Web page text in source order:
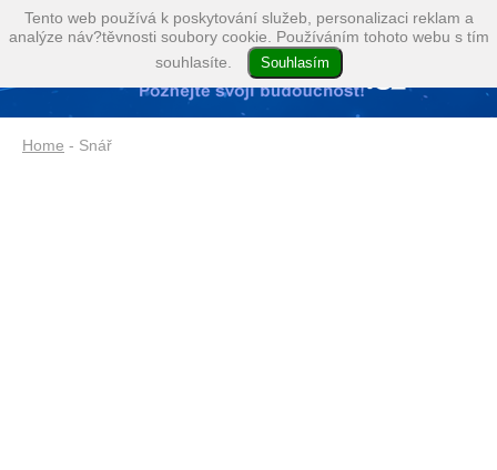
Home - Snář
Tento web používá k poskytování služeb, personalizaci reklam a
analýze náv?těvnosti soubory cookie. Používáním tohoto webu s tím
souhlasíte.